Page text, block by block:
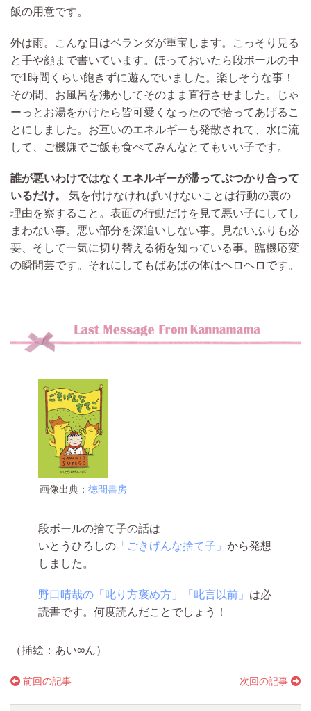
飯の用意です。
外は雨。こんな日はベランダが重宝します。こっそり見る
と手や顔まで書いています。 ほっておいたら段ボールの中
で1時間くらい飽きずに遊んでいました。楽しそうな事！
その間、お風呂を沸かしてそのまま直行させました。じゃ
ーっとお湯をかけたら皆可愛くなったので拾ってあげるこ
とにしました。お互いのエネルギーも発散されて、水に流
して、ご機嫌でご飯も食べてみんなとてもいい子です。
誰が悪いわけではなくエネルギーが滞ってぶつかり合って
いるだけ。
気を付けなければいけないことは行動の裏の
理由を察すること。表面の行動だけを見て悪い子にしてし
まわない事。悪い部分を深追いしない事。見ないふりも必
要、そして一気に切り替える術を知っている事。 臨機応変
の瞬間芸です。それにしてもばあばの体はヘロヘロです。
画像出典： 徳間書房
段ボールの捨て子の話は
いとうひろしの 「ごきげんな捨て子」 から発想
しました。
野口晴哉の「叱り方褒め方」「叱言以前」 は必
読書です。何度読んだことでしょう！
（挿絵：あい∞ん）
前回の記事 次回の記事